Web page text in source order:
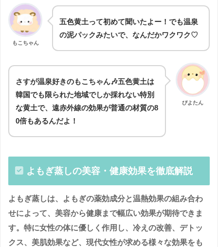
もこちゃん
五色黄土って初めて聞いたよー！でも温泉
の泥パックみたいで、なんだかワクワク♡
ぴよたん
さすが温泉好きのもこちゃん🎶五色黄土は
韓国でも限られた地域でしか採れない特別
な黄土で、遠赤外線の効果が普通の材質の8
0倍もあるんだよ！
よもぎ蒸しの美容・健康効果を徹底解説
よもぎ蒸しは、よもぎの薬効成分と温熱効果の組み合わ
せによって、美容から健康まで幅広い効果が期待できま
す。特に女性の体に優しく作用し、冷えの改善、デトッ
クス、美肌効果など、現代女性が求める様々な効果をも